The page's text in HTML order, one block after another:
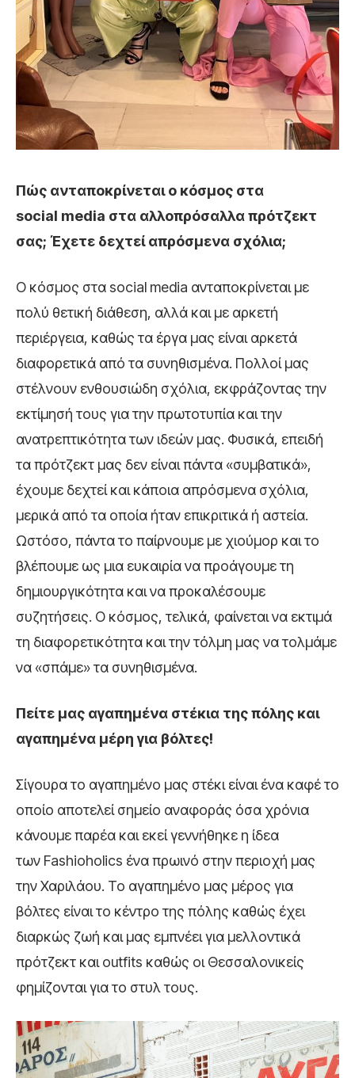
Πώς ανταποκρίνεται ο κόσμος στα
social media στα αλλοπρόσαλλα πρότζεκτ
σας; Έχετε δεχτεί απρόσμενα σχόλια;
Ο κόσμος στα social media ανταποκρίνεται με
πολύ θετική διάθεση, αλλά και με αρκετή
περιέργεια, καθώς τα έργα μας είναι αρκετά
διαφορετικά από τα συνηθισμένα. Πολλοί μας
στέλνουν ενθουσιώδη σχόλια, εκφράζοντας την
εκτίμησή τους για την πρωτοτυπία και την
ανατρεπτικότητα των ιδεών μας. Φυσικά, επειδή
τα πρότζεκτ μας δεν είναι πάντα «συμβατικά»,
έχουμε δεχτεί και κάποια απρόσμενα σχόλια,
μερικά από τα οποία ήταν επικριτικά ή αστεία.
Ωστόσο, πάντα το παίρνουμε με χιούμορ και το
βλέπουμε ως μια ευκαιρία να προάγουμε τη
δημιουργικότητα και να προκαλέσουμε
συζητήσεις. Ο κόσμος, τελικά, φαίνεται να εκτιμά
τη διαφορετικότητα και την τόλμη μας να τολμάμε
να «σπάμε» τα συνηθισμένα.
Πείτε μας αγαπημένα στέκια της πόλης και
αγαπημένα μέρη για βόλτες!
Σίγουρα το αγαπημένο μας στέκι είναι ένα καφέ το
οποίο αποτελεί σημείο αναφοράς όσα χρόνια
κάνουμε παρέα και εκεί γεννήθηκε η ίδεα
των Fashioholics ένα πρωινό στην περιοχή μας
την Χαριλάου. Το αγαπημένο μας μέρος για
βόλτες είναι το κέντρο της πόλης καθώς έχει
διαρκώς ζωή και μας εμπνέει για μελλοντικά
πρότζεκτ και outfits καθώς οι Θεσσαλονικείς
φημίζονται για το στυλ τους.